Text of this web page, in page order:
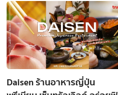
Daisen ร้านอาหารญี่ปุ่น